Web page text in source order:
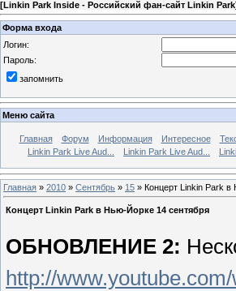
[Linkin Park Inside - Российский фан-сайт Linkin Park
Форма входа
Логин:
Пароль:
запомнить
Меню сайта
Главная Форум Информация Интересное
Linkin Park Live Aud...
Linkin Park Live Aud...
Главная » 2010 » Сентябрь » 15 » Концерт Linkin Park
Концерт Linkin Park в Нью-Йорке 14 сентября
ОБНОВЛЕНИЕ 2:
http://